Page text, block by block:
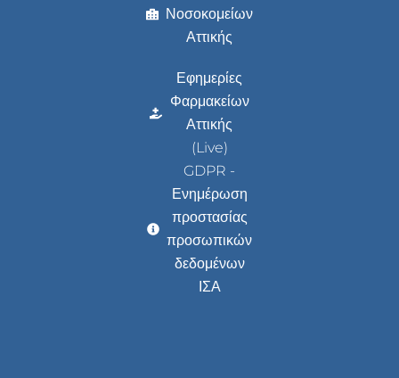
Νοσοκομείων
Αττικής
Εφημερίες
Φαρμακείων
Αττικής
(Live)
GDPR -
Ενημέρωση
προστασίας
προσωπικών
δεδομένων
ΙΣΑ